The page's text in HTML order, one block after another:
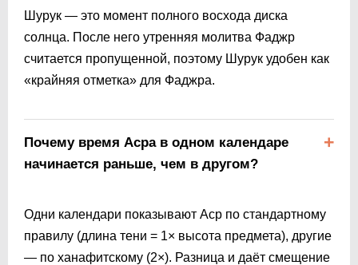
Шурук — это момент полного восхода диска
солнца. После него утренняя молитва Фаджр
считается пропущенной, поэтому Шурук удобен как
«крайняя отметка» для Фаджра.
Почему время Асра в одном календаре
начинается раньше, чем в другом?
Одни календари показывают Аср по стандартному
правилу (длина тени = 1× высота предмета), другие
— по ханафитскому (2×). Разница и даёт смещение